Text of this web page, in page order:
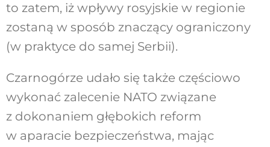
to zatem, iż wpływy rosyjskie w regionie
zostaną w sposób znaczący ograniczony
(w praktyce do samej Serbii).
Czarnogórze udało się także częściowo
wykonać zalecenie NATO związane
z dokonaniem głębokich reform
w aparacie bezpieczeństwa, mając